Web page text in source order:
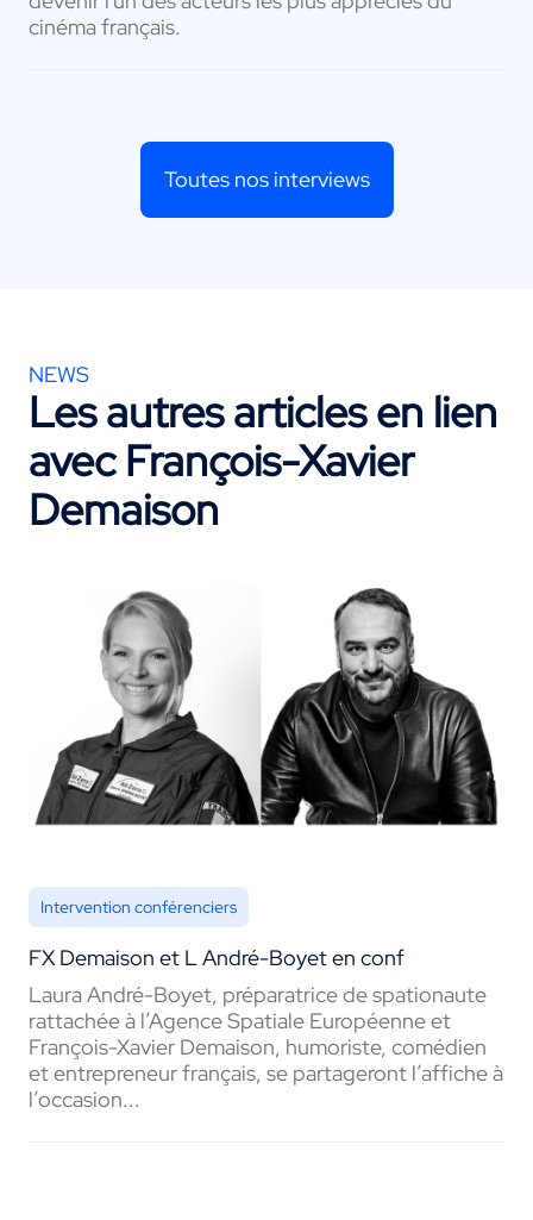
cinéma français.
Toutes nos interviews
NEWS
Les autres articles en lien
avec François-Xavier
Demaison
Intervention conférenciers
FX Demaison et L André-Boyet en conf
Laura André-Boyet, préparatrice de spationaute
rattachée à l’Agence Spatiale Européenne et
François-Xavier Demaison, humoriste, comédien
et entrepreneur français, se partageront l’affiche à
l’occasion...